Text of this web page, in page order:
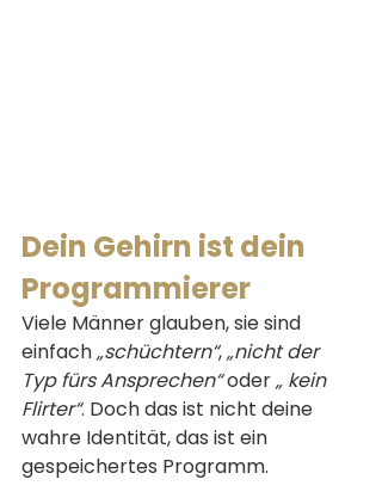
Dein Gehirn ist dein
Programmierer
Viele Männer glauben, sie sind
einfach „schüchtern“, „nicht der
Typ fürs Ansprechen“ oder „ kein
Flirter“. Doch das ist nicht deine
wahre Identität, das ist ein
gespeichertes Programm.